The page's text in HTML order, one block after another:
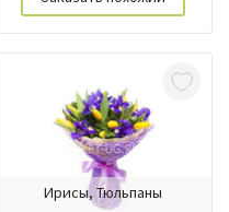
Ирисы, Тюльпаны